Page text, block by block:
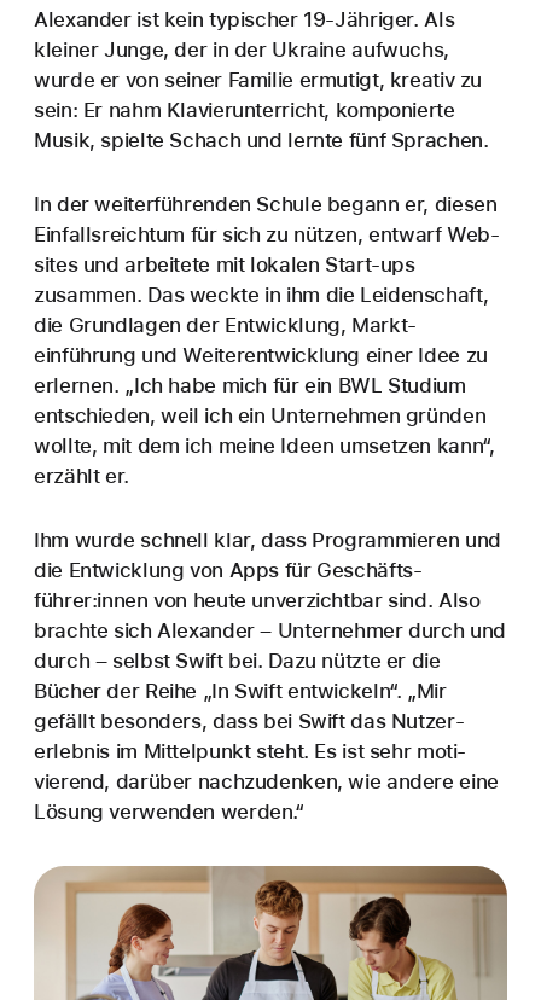
Alexander ist kein typischer 19‑Jähriger. Als
kleiner Junge, der in der Ukraine aufwuchs,
wurde er von seiner Familie ermutigt, kreativ zu
sein: Er nahm Klavier­unterricht, kompo­nierte
Musik, spielte Schach und lernte fünf Sprachen.
In der weiter­führenden Schule begann er, diesen
Einfalls­reichtum für sich zu nützen, entwarf Web­
sites und arbeitete mit lokalen Start-ups
zusammen­. Das weckte in ihm die Leiden­schaft,
die Grund­lagen der Entwick­lung, Markt­
einführung und Weiter­entwick­lung einer Idee zu
erlernen. „Ich habe mich für ein BWL Studium
entschieden, weil ich ein Unter­nehmen gründen
wollte, mit dem ich meine Ideen umsetzen kann“,
erzählt er.
Ihm wurde schnell klar, dass Program­mieren und
die Entwick­lung von Apps für Geschäfts­
führer:innen von heute unver­zichtbar sind. Also
brachte sich Alexander – Unternehmer durch und
durch – selbst Swift bei. Dazu nützte er die
Bücher der Reihe „In Swift entwickeln“. „Mir
gefällt besonders, dass bei Swift das Nutzer­
erlebnis im Mittel­punkt steht. Es ist sehr moti­
vierend, darüber nachzu­denken, wie andere eine
Lösung verwenden werden.“